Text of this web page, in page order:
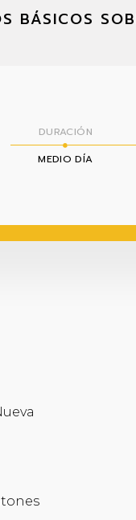
BÁSICOS
DURACIÓN
MEDIO DÍA